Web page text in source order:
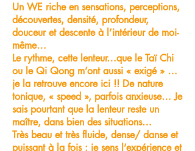
Un WE riche en sensations, perceptions,
découvertes, densité, profondeur,
douceur et descente à l’intérieur de moi-
même…
Le rythme, cette lenteur…que le Taï Chi
ou le Qi Qong m’ont aussi « exigé » …
je la retrouve encore ici !! De nature
tonique, « speed », parfois anxieuse… Je
sais pourtant que la lenteur reste un
maître, dans bien des situations…
Très beau et très fluide, dense/ danse et
puissant à la fois : je sens l’expérience et